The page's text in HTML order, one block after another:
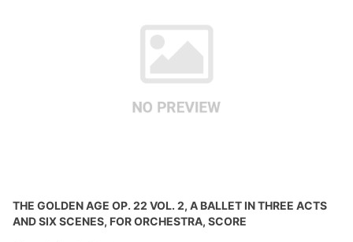
THE GOLDEN AGE OP. 22 VOL. 2, A BALLET IN THREE ACTS
AND SIX SCENES, FOR ORCHESTRA, SCORE